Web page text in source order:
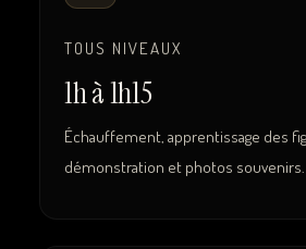
TOUS NIVEAUX
1h à 1h15
Échauffement, apprentissage des
démonstration et photos souvenirs.